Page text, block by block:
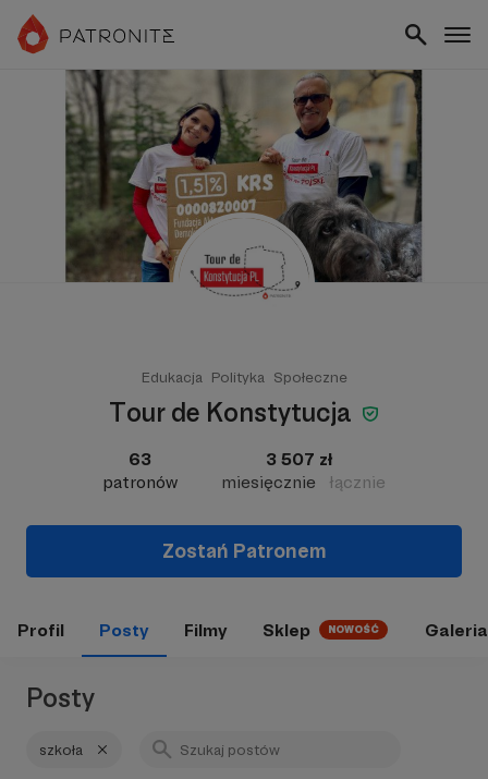
Edukacja Polityka Społeczne
Tour de Konstytucja
63
patronów
3 507 zł
miesięcznie
łącznie
Zostań Patronem
Profil Posty Filmy Sklep NOWOŚĆ Galeria
Posty
szkoła